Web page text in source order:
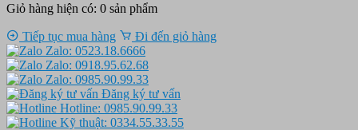
Giỏ hàng hiện có: 0 sản phẩm
Tiếp tục mua hàng
Đi đến giỏ hàng
Zalo: 0523.18.6666
Zalo: 0918.95.62.68
Zalo: 0985.90.99.33
Đăng ký tư vấn
Hotline: 0985.90.99.33
Kỹ thuật: 0334.55.33.55